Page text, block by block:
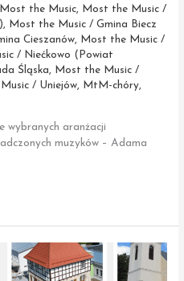
Most the Music,
Most the Music /
,
Most the Music / Gmina Biecz
Cieszanów,
Most the Music /
/ Niećkowo (Powiat
Śląska,
Most the Music /
/ Uniejów, MtM-chóry,
wybranych aranżacji
muzyków – Adama